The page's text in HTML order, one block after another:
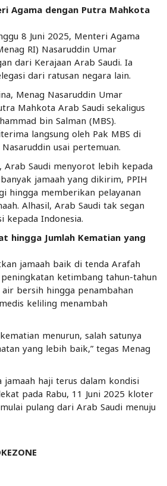
Agama dengan Putra Mahkota
8 Juni 2025, Menteri Agama
RI) Nasaruddin Umar
dari Kerajaan Arab Saudi. Ia
dari ratusan negara lain.
Menag Nasaruddin Umar
Mahkota Arab Saudi sekaligus
bin Salman (MBS).
langsung oleh Pak MBS di
usai pertemuan.
Saudi menyorot lebih kepada
jamaah yang dikirim, PPIH
hingga memberikan pelayanan
Alhasil, Arab Saudi tak segan
kepada Indonesia.
hingga Jumlah Kematian yang
jamaah baik di tenda Arafah
ketimbang tahun-tahun
bersih hingga penambahan
keliling menambah
menurun, salah satunya
yang lebih baik,” tegas Menag
jamaah haji terus dalam kondisi
pada Rabu, 11 Juni 2025 kloter
pulang dari Arab Saudi menuju